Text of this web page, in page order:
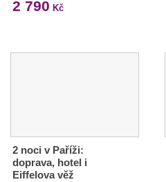
2 790 Kč
2 noci v Paříži:
doprava, hotel i
Eiffelova věž